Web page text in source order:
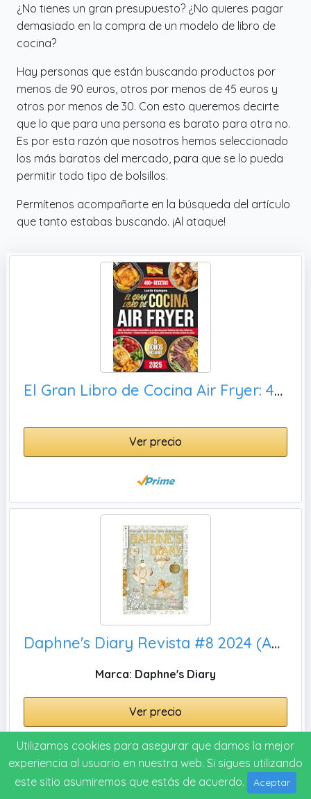
bolígrafos, 1 bolsillo en la parte posterior
para artículos sueltos, las tarjetas de recetas
son visibles y fáciles de leer, añadimos 2
que te ayudan a personalizar tu diario de
recetas y tablas de contenido para
encontrar la receta que necesitas
rápidamente. La encuadernación en espiral
permite que el diario de recetas se
mantenga plano.
✔️ Haz que cocinar sea divertido y comienza
un emocionante viaje de cocina: nuestro
recipiente de recetas ayuda a calmar tus
emoción por la deliciosa comida que estás a
punto de comer, cocinar en casa es una
actividad relajante, trabaja en estrecha
colaboración con tu familia en la cocina para
hacer magia culinaria.
✔️ Mucho espacio para cada receta: hay
páginas completas de espacio para cada
receta, tiempo de preparación, dificultad y
suficientes líneas para ingredientes o pasos
de cocción específicos, puede acomodar
¿No tienes un gran presupuesto? ¿No quieres pagar
demasiado en la compra de un modelo de libro de
cocina?
Hay personas que están buscando productos por
menos de 90 euros, otros por menos de 45 euros y
otros por menos de 30. Con esto queremos decirte
que lo que para una persona es barato para otra no.
Es por esta razón que nosotros hemos seleccionado
los más baratos del mercado, para que se lo pueda
permitir todo tipo de bolsillos.
Permítenos acompañarte en la búsqueda del artículo
que tanto estabas buscando. ¡Al ataque!
El Gran Libro de Cocina Air Fryer: 400+ recetas saludables y crujientes para freidora de aire, todos los días
Ver precio
Daphne's Diary Revista #8 2024 (ALEMÁN) | Libro de trabajo de artesanías creativas | Revista interactiva de diario para la atención plena, viajar | Lleno de inspiración
Marca: Daphne's Diary
Ver precio
Utilizamos cookies para asegurar que damos la mejor
experiencia al usuario en nuestra web. Si sigues utilizando
este sitio asumiremos que estás de acuerdo.
Aceptar